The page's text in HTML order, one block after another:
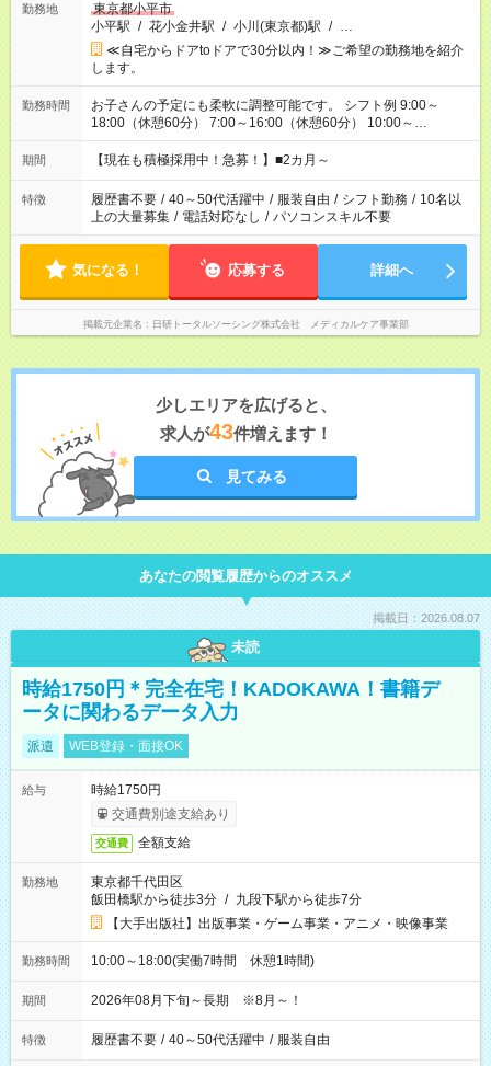
勤務地
東京都小平市
小平駅 / 花小金井駅 / 小川(東京都)駅 / …
≪自宅からドアtoドアで30分以内！≫ご希望の勤務地を紹介
します。
勤務時間
お子さんの予定にも柔軟に調整可能です。 シフト例 9:00～
18:00（休憩60分） 7:00～16:00（休憩60分） 10:00～
19:00（休憩60分） ※Wワーク希望の方へ 今ご覧のお仕事で希
望する勤務時間と、もう1つのお仕事の勤務時間の合計が 週40
期間 【現在も積極採用中！急募！】■2カ月～
特徴 履歴書不要 / 40～50代活躍中 / 服装自由 / シフト勤務 / 10名以
上の大量募集 / 電話対応なし / パソコンスキル不要
気になる！ 応募する 詳細へ
掲載元企業名 日研トータルソーシング株式会社 メディカルケア事業部
少しエリアを広げると、
求人が43件増えます！
見てみる
あなたの閲覧履歴からのオススメ
掲載日：2026.08.07
未読
時給1750円＊完全在宅！KADOKAWA！書籍デ
ータに関わるデータ入力
派遣 WEB登録・面接OK
給与
時給1750円
交通費別途支給あり
交通費 全額支給
勤務地
東京都千代田区
飯田橋駅から徒歩3分 / 九段下駅から徒歩7分
【大手出版社】出版事業・ゲーム事業・アニメ・映像事業
勤務時間 10:00～18:00(実働7時間 休憩1時間)
期間 2026年08月下旬～長期 ※8月～！
特徴 履歴書不要 / 40～50代活躍中 / 服装自由